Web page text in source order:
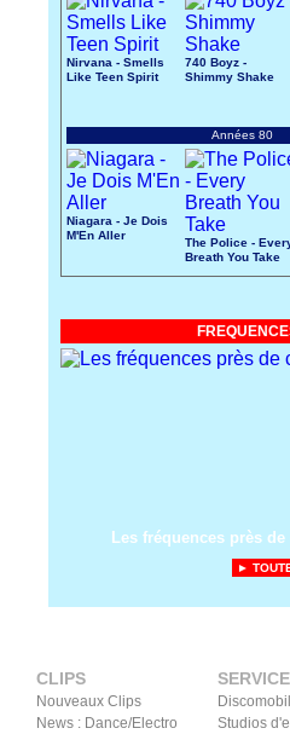
Nirvana - Smells
Like Teen Spirit
740 Boyz -
Shimmy Shake
Années 80
Niagara - Je Dois
M'En Aller
The Police -
Breath You Take
Les fréquences près
►
CLIPS
Nouveaux Clips
News : Dance/Electro
Studios